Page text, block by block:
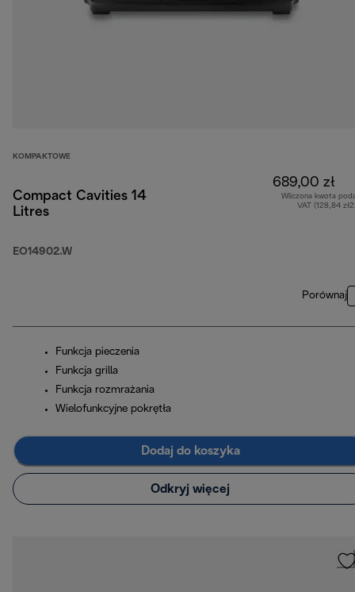
KOMPAKTOWE
Compact Cavities 14
Litres
EO14902.W
689,00 zł
Wliczona kwota
VAT (128,84
Porównaj
Funkcja pieczenia
Funkcja grilla
Funkcja rozmrażania
Wielofunkcyjne pokrętła
Dodaj do koszyka
Odkryj więcej